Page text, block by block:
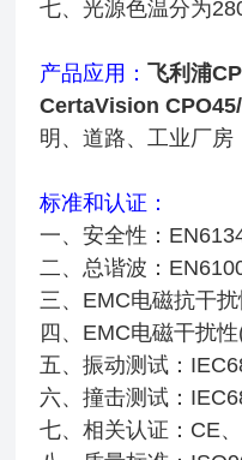
七、光源色温分为
产品应用：飞利浦
CertaVision
明、道路、工业厂房
标准和认证：
一、安全性：
二、总谐波：
三、EMC电磁抗干
四、EMC电磁干扰
五、振动测试：
六、撞击测试：
七、相关认证：CE